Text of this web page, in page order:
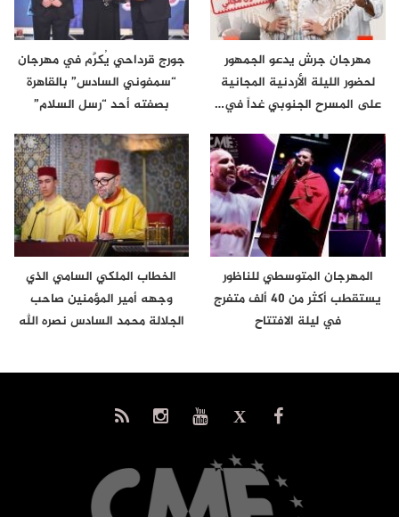
مهرجان جرش يدعو الجمهور
لحضور الليلة الأردنية المجانية
على المسرح الجنوبي غداً في…
جورج قرداحي يُكرَّم في مهرجان
“سمفوني السادس” بالقاهرة
بصفته أحد “رسل السلام”
المهرجان المتوسطي للناظور
يستقطب أكثر من 40 ألف متفرج
في ليلة الافتتاح
الخطاب الملكي السامي الذي
وجهه أمير المؤمنين صاحب
الجلالة محمد السادس نصره الله